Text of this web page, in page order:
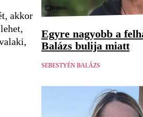
akkor
Videó
Egyre nagyobb a
Balázs bulija miatt
SEBESTYÉN BALÁZS